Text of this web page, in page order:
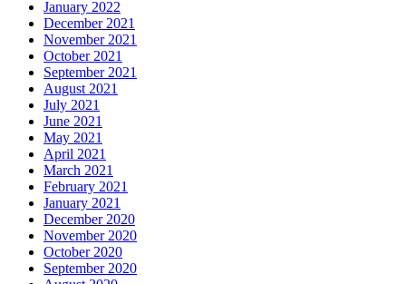
January 2022
December 2021
November 2021
October 2021
September 2021
August 2021
July 2021
June 2021
May 2021
April 2021
March 2021
February 2021
January 2021
December 2020
November 2020
October 2020
September 2020